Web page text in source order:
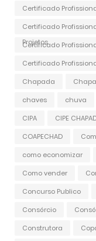
Certificado
Certificado
Projetos
Certificado
Certificado
Chapada
chaves
chuva
CIPA
CIPE
COAPECHAD
como economizar
Como vender
Concurso Publico
Consórcio
Construtora